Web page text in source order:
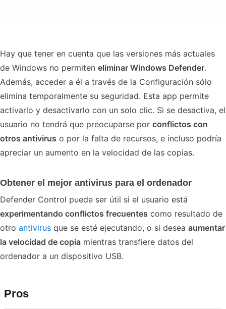
Hay que tener en cuenta que las versiones más actuales
de Windows no permiten eliminar Windows Defender.
Además, acceder a él a través de la Configuración sólo
elimina temporalmente su seguridad. Esta app permite
activarlo y desactivarlo con un solo clic. Si se desactiva, el
usuario no tendrá que preocuparse por conflictos con
otros antivirus o por la falta de recursos, e incluso podría
apreciar un aumento en la velocidad de las copias.
Obtener el mejor antivirus para el ordenador
Defender Control puede ser útil si el usuario está
experimentando conflictos frecuentes como resultado de
otro antivirus que se esté ejecutando, o si desea aumentar
la velocidad de copia mientras transfiere datos del
ordenador a un dispositivo USB.
Pros